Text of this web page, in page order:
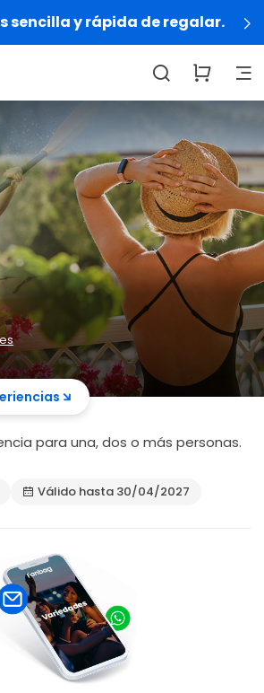
Regalá experiencias que se viven,
para una, dos o más personas.
Válido hasta 30/04/2027